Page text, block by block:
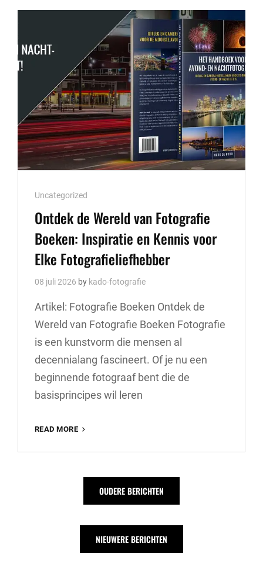
JOUW
EVENEMENT
LIMBURG
Cat
Links
Uncategorized
Ontdek de Wereld van Fotografie
Boeken: Inspiratie en Kennis voor
Elke Fotografieliefhebber
08 juli 2026 by kado-fotografie
Artikel: Fotografie Boeken Ontdek de
Wereld van Fotografie Boeken Fotografie
is een kunstvorm die mensen al
decennialang fascineert. Of je nu een
beginnende fotograaf bent die de
basisprincipes wil leren
READ MORE
WERELD
FOTOGRAFIE
BOEKEN:
KENNIS
VOOR
ELKE
BerichtnavigatieOUDERE BERICHTEN
NIEUWERE BERICHTEN